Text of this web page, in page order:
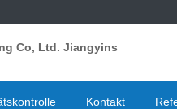
Co, Ltd. Jiangyins
Kontakt